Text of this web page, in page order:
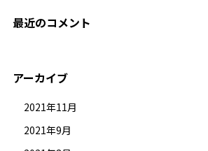
最近のコメント
アーカイブ
2021年11月
2021年9月